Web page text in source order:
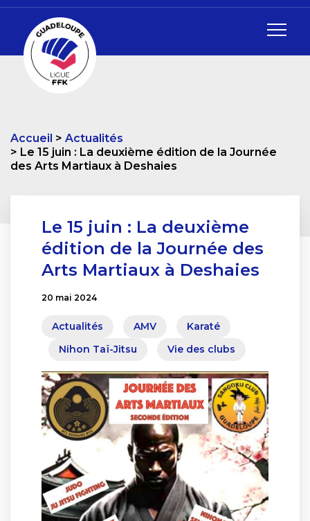
Accueil
Actualités
Le 15 juin : La deuxième édition de la Journée
des Arts Martiaux à Deshaies
Le 15 juin : La deuxième
édition de la Journée des
Arts Martiaux à Deshaies
20 mai 2024
Actualités AMV
Karaté
Nihon Taï-Jitsu
Vie des clubs